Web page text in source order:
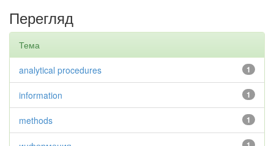
Перегляд
Тема
1
analytical procedures
1
information
1
methods